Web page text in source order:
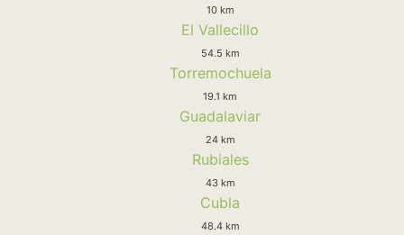
10 km
El Vallecillo
54.5 km
Torremochuela
19.1 km
Guadalaviar
24 km
Rubiales
43 km
Cubla
48.4 km